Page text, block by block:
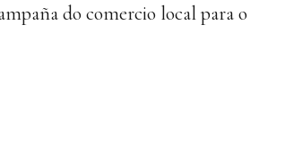
do comercio local para o